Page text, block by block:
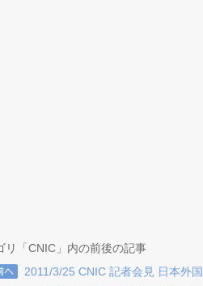
リ「CNIC」内の前後の記事
2011/3/25 CNIC 記者会見 日本外